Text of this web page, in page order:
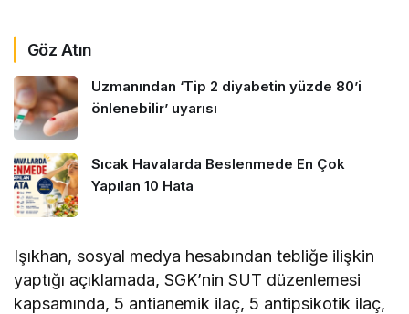
Göz Atın
Uzmanından ‘Tip 2 diyabetin yüzde 80’i
önlenebilir’ uyarısı
Sıcak Havalarda Beslenmede En Çok
Yapılan 10 Hata
Işıkhan, sosyal medya hesabından tebliğe ilişkin
yaptığı açıklamada, SGK’nin SUT düzenlemesi
kapsamında, 5 antianemik ilaç, 5 antipsikotik ilaç,